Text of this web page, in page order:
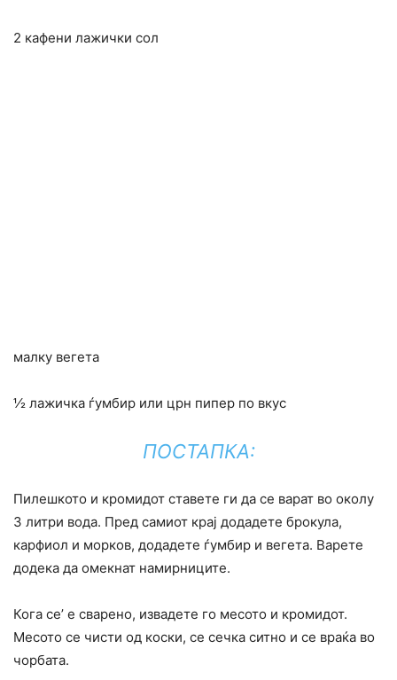
2 кафени лажички сол
малку вегета
½ лажичка ѓумбир или црн пипер по вкус
ПОСТАПКА:
Пилешкото и кромидот ставете ги да се варат во околу
3 литри вода. Пред самиот крај додадете брокула,
карфиол и морков, додадете ѓумбир и вегета. Варете
додека да омекнат намирниците.
Кога се’ е сварено, извадете го месото и кромидот.
Месото се чисти од коски, се сечка ситно и се враќа во
чорбата.